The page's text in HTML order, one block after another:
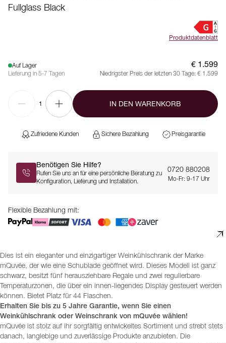
Fullglass Black
Produktdatenblatt
Auf Lager
Lieferung in 5-7 Tagen
€ 1.599
Niedrigster Preis der letzten 30 Tage: € 1.599
1 IN DEN WARENKORB
Zufriedene Kunden Sichere Bezahlung Preisgarantie
Benötigen Sie Hilfe?
Rufen Sie uns an für eine persönliche Beratung zu
Konfiguration, Lieferung und Installation.
0720 880208
Mo-Fr: 9-17 Uhr
Flexible Bezahlung mit:
Dies ist ein eleganter und einzigartiger Weinkühlschrank der Marke
mQuvée, der wie eine Schublade geöffnet wird. Dieses Modell ist ganz
schwarz, besitzt fünf herausziehbare Regale und zwei regulierbare
Temperaturzonen, die über ein innen-liegendes Display gesteuert werden
können. Bietet Platz für 44 Flaschen.
Erhalten Sie bis zu 5 Jahre Garantie, wenn Sie einen
Weinkühlschrank oder Weinschrank von mQuvée wählen!
mQuvée ist stolz auf ihr sorgfältig entwickeltes Sortiment und strebt stets
danach, langlebige und zuverlässige Produkte anzubieten. Die